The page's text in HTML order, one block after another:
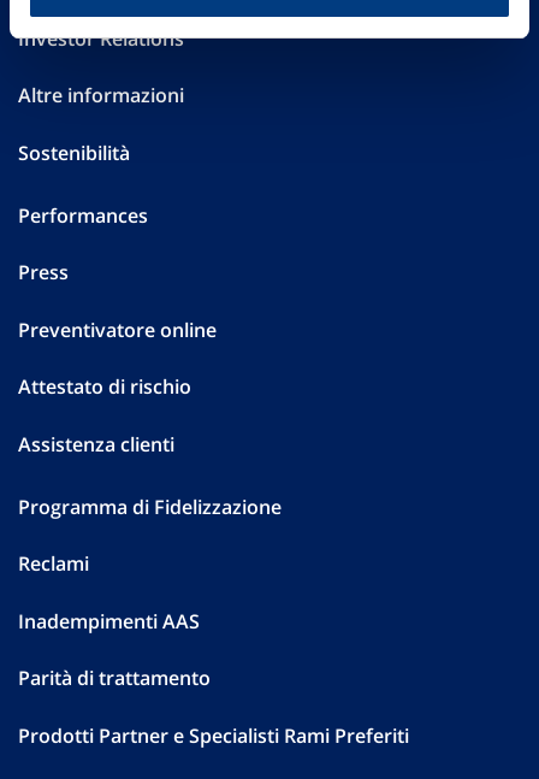
Investor Relations
Altre informazioni
Sostenibilità
Performances
Press
Preventivatore online
Attestato di rischio
Assistenza clienti
Programma di Fidelizzazione
Reclami
Inadempimenti AAS
Parità di trattamento
Prodotti Partner e Specialisti Rami Preferiti